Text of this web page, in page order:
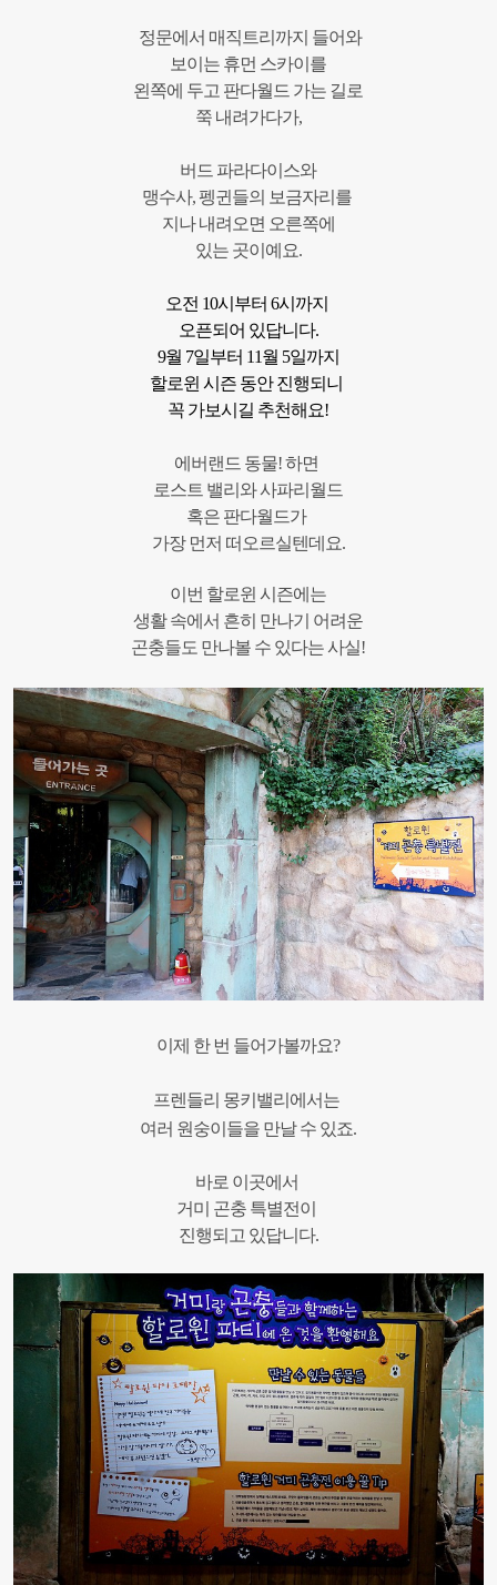
정문에서 매직트리까지 들어와
보이는 휴먼 스카이를
왼쪽에 두고 판다월드 가는 길로
쭉 내려가다가,
버드 파라다이스와
맹수사, 펭귄들의 보금자리 를
지나 내려오면 오른쪽에
있는 곳이예요.
오전 10시부터 6시까지
오픈되어 있답니다.
​9월 7일부터 11월 5일까지
할로윈 시즌 동안 진행되니
꼭 가보시길 추천해요!
에 버랜드 동물!하면
로스트 밸리와사파리월드
혹은 판다월드가
가장 먼저 떠오르실텐데요.
이번 할로윈 시즌에는
생활 속에서 흔히 만나기 어려운
곤충들도 만나볼 수 있다는 사실!
이제 한 번 들어가볼까요?
프렌들리 몽키밸리에서는
여러 원숭이들을 만날 수 있죠.
바로 이곳에서
거미 곤충 특별전이
진행되고 있답니다.